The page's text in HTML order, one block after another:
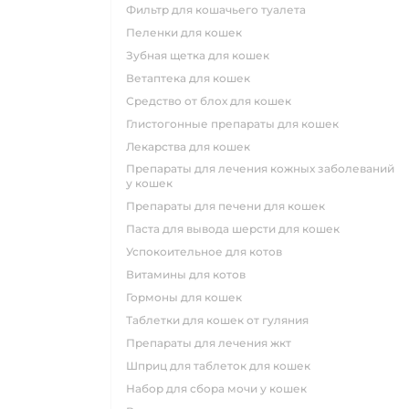
фильтр для кошачьего туалета
пеленки для кошек
зубная щетка для кошек
ветаптека для кошек
средство от блох для кошек
глистогонные препараты для кошек
лекарства для кошек
препараты для лечения кожных заболеваний
у кошек
препараты для печени для кошек
паста для вывода шерсти для кошек
успокоительное для котов
витамины для котов
гормоны для кошек
таблетки для кошек от гуляния
препараты для лечения жкт
шприц для таблеток для кошек
набор для сбора мочи у кошек